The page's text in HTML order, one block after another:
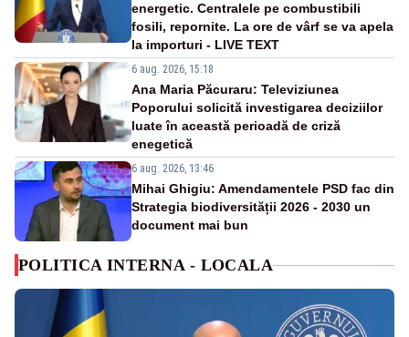
energetic. Centralele pe combustibili
fosili, repornite. La ore de vârf se va apela
la importuri - LIVE TEXT
6 aug. 2026, 15:18
Ana Maria Păcuraru: Televiziunea
Poporului solicită investigarea deciziilor
luate în această perioadă de criză
enegetică
6 aug. 2026, 13:46
Mihai Ghigiu: Amendamentele PSD fac din
Strategia biodiversității 2026 - 2030 un
document mai bun
POLITICA INTERNA - LOCALA